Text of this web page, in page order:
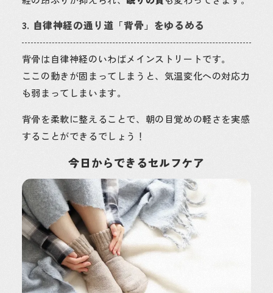
3. 自律神経の通り道「背骨」をゆるめる
背骨は自律神経のいわばメインストリートです。
ここの動きが固まってしまうと、気温変化への対応力
も弱まってしまいます。
背骨を柔軟に整えることで、朝の目覚めの軽さを実感
することができるでしょう！
今日からできるセルフケア